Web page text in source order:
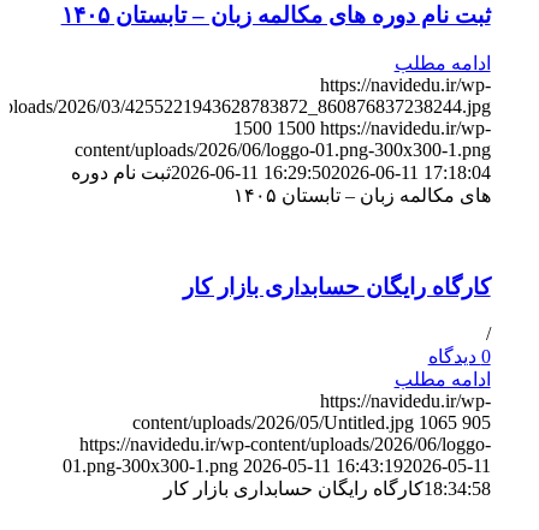
ثبت نام دوره های مکالمه زبان – تابستان ۱۴۰۵
ادامه مطلب
https://navidedu.ir/wp-
2026/03/4255221943628783872_860876837238244.jpg
1500 1500 https://navidedu.ir/wp-
content/uploads/2026/06/loggo-01.png-300x300-1.png
2026-06-11 16:29:502026-06-11 17:18:04
ثبت نام دوره
های مکالمه زبان – تابستان ۱۴۰۵
کارگاه رایگان حسابداری بازار کار
/
0 دیدگاه
ادامه مطلب
https://navidedu.ir/wp-
content/uploads/2026/05/Untitled.jpg 1065 905
https://navidedu.ir/wp-content/uploads/2026/06/loggo-
01.png-300x300-1.png 2026-05-11 16:43:192026-05-11
18:34:58کارگاه رایگان حسابداری بازار کار